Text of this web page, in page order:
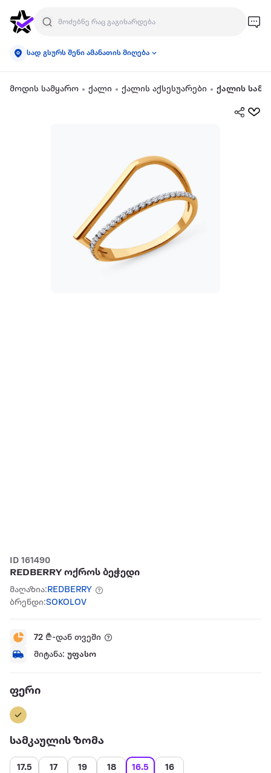
სად გსურს შენი ამანათის მიღება
მოდის სამყარო ქალი ქალის აქსესუარები ქალის
ID 161490
REDBERRY ოქროს ბეჭედი
მაღაზია:REDBERRY
ბრენდი:SOKOLOV
72 ₾-დან თვეში
მიტანა: უფასო
ფერი
სამკაულის ზომა
17.5 17 19 18 16.5 16